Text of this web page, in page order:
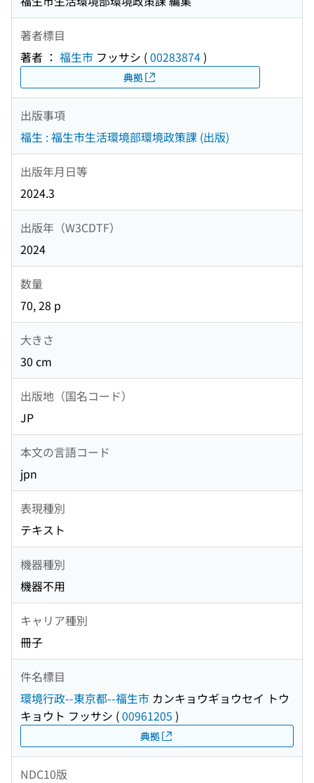
著者標目
著者 ： 福生市 フッサシ (00283874)
典拠
出版事項
福生 : 福生市生活環境部環境政策課 (出版)
出版年月日等
2024.3
出版年（W3CDTF）
2024
数量
70, 28 p
大きさ
30 cm
出版地（国名コード）
JP
本文の言語コード
jpn
表現種別
テキスト
機器種別
機器不用
キャリア種別
冊子
件名標目
環境行政--東京都--福生市 カンキョウギョウセイ トウ
キョウト フッサシ (00961205 )
典拠
NDC10版